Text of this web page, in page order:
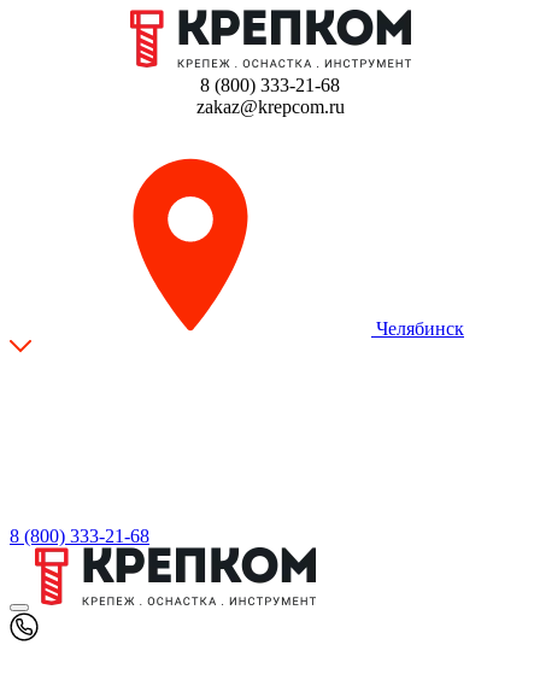
8 (800) 333-21-68
zakaz@krepcom.ru
Челябинск
8 (800) 333-21-68